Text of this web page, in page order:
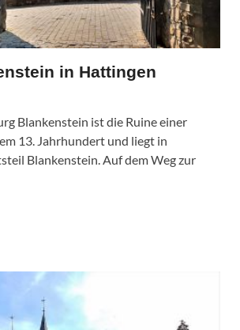
in Hattingen
Blankenstein ist die Ruine einer
13. Jahrhundert und liegt in
Blankenstein. Auf dem Weg zur